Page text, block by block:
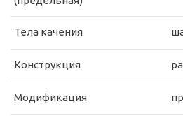
Тела качения
Конструкция
Модификация